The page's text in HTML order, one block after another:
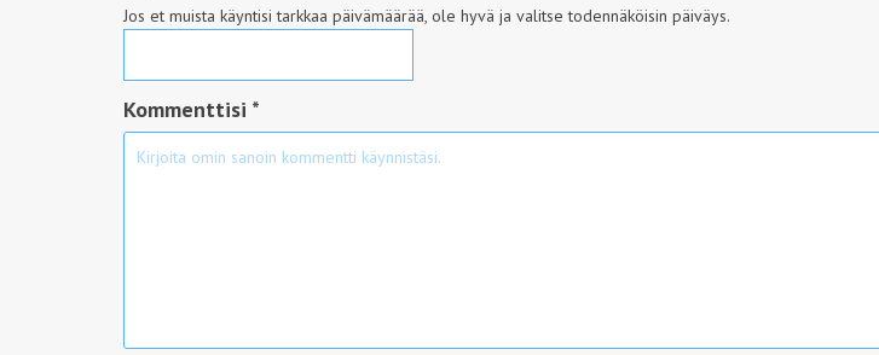
Jos et muista käyntisi tarkkaa päivämäärää, ole hyvä ja valitse todennäköisin päiväys.
Kommenttisi *